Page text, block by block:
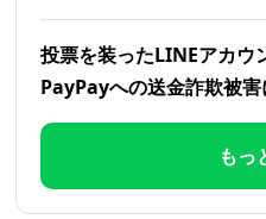
投票を装ったLINEアカウ
PayPayへの送金詐欺被害
もっ